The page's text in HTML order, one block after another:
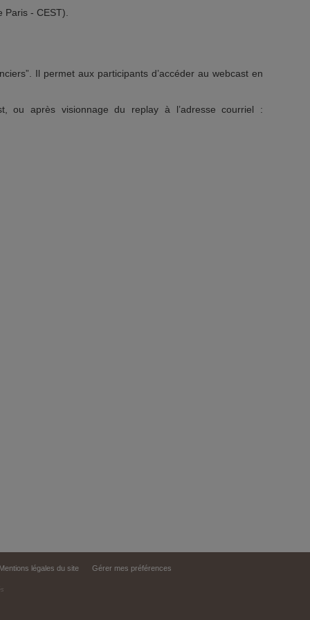
- CEST).
Il permet aux participants d’accéder au webcast en
ou après visionnage du replay à l’adresse courriel :
légales du site Gérer mes préférences